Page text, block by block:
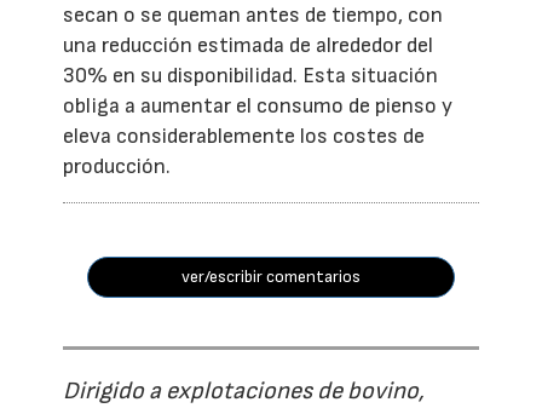
secan o se queman antes de tiempo, con
una reducción estimada de alrededor del
30% en su disponibilidad. Esta situación
obliga a aumentar el consumo de pienso y
eleva considerablemente los costes de
producción.
ver/escribir comentarios
Dirigido a explotaciones de bovino,